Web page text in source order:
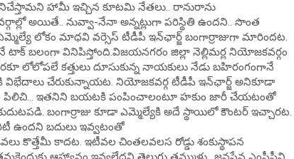
హామీ ఇచ్చిన కూటమి నేతలు.. రానురాను
అయితే.. నువ్వా-నేనా అన్నట్లుగా పరిస్థితి ఉందని.. సొంత
ఎమ్మెల్యే లోకం మాధవి వర్సెస్ టీడీపీ ఇన్‌ఛార్జ్ బంగార్రాజుగా మారిందట.
టాక్ బలంగా వినిపిస్తోంది.విజయనగరం జిల్లా నెల్లిమర్ల నియోజకవర్గం
లోలోపలే కత్తులు దూసుకున్న నాయకులు నేడు బహిరంగంగానే
విభేదాలు చేరుకున్నాయట. నియోజకవర్గ టీడీపీ ఇన్‌ఛార్జ్‌ అనికూడా
పిలిచి… ఇతనిని బయటకి పంపించాలంటూ హకుం జారీ చేయటంతో
బంగార్రాజు కూడా ఎమ్మెల్యేకి అదే స్థాయిలో కౌంటర్ ఇచ్చారట.
ఉందని బదులు ఇవ్వటంతో
కాదట. ఇటీవల చింతలవలస రోడ్డు శంకుస్థాపన